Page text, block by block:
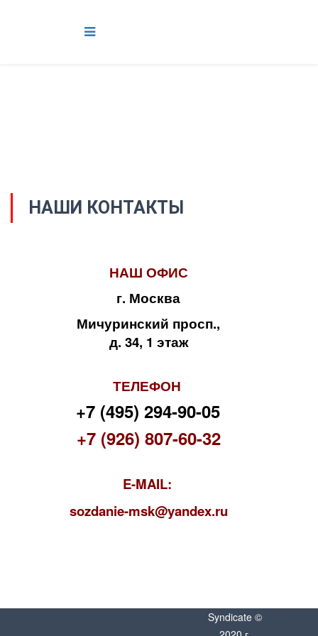
НАШИ КОНТАКТЫ
НАШ ОФИС
г. Москва
Мичуринский просп.,
д. 34, 1 этаж
ТЕЛЕФОН
+7 (495) 294-90-05
+7 (926) 807-60-32
E-MAIL:
sozdanie-msk@yandex.ru
Syndicate ©